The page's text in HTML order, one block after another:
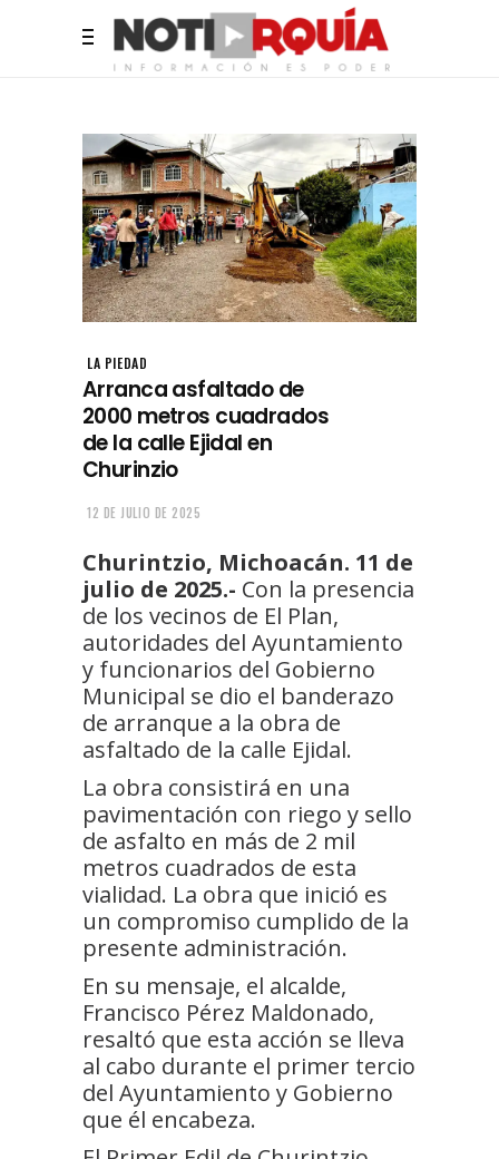
LA PIEDAD
Arranca asfaltado de
2000 metros cuadrados
de la calle Ejidal en
Churinzio
12 DE JULIO DE 2025
Churintzio, Michoacán. 11 de
julio de 2025.- Con la presencia
de los vecinos de El Plan,
autoridades del Ayuntamiento
y funcionarios del Gobierno
Municipal se dio el banderazo
de arranque a la obra de
asfaltado de la calle Ejidal.
La obra consistirá en una
pavimentación con riego y sello
de asfalto en más de 2 mil
metros cuadrados de esta
vialidad. La obra que inició es
un compromiso cumplido de la
presente administración.
En su mensaje, el alcalde,
Francisco Pérez Maldonado,
resaltó que esta acción se lleva
al cabo durante el primer tercio
del Ayuntamiento y Gobierno
que él encabeza.